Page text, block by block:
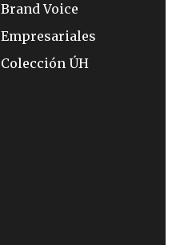
Brand Voice
Empresariales
Colección ÚH